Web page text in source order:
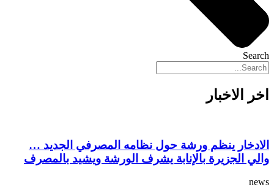
Search
اخر الاخبار
الادخار ينظم ورشة حول نظامه المصرفي الجديد …
والي الجزيرة بالإنابة يشرف الورشة ويشيد بالمصرف
news